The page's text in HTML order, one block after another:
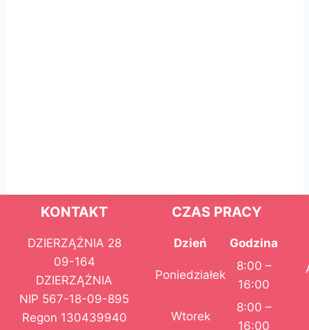
KONTAKT
DZIERZĄŻNIA 28
09-164
DZIERZĄŻNIA
NIP 567-18-09-895
Regon 130439940
CZAS PRACY
Dzień Godzina
Poniedziałek
8:00 –
16:00
Wtorek
8:00 –
16:00